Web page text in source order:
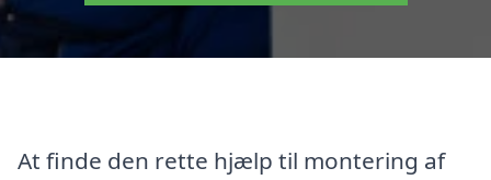
At finde den rette hjælp til montering af